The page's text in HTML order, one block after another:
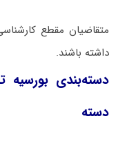
داشته باشند.
دسته‌بندی
دسته